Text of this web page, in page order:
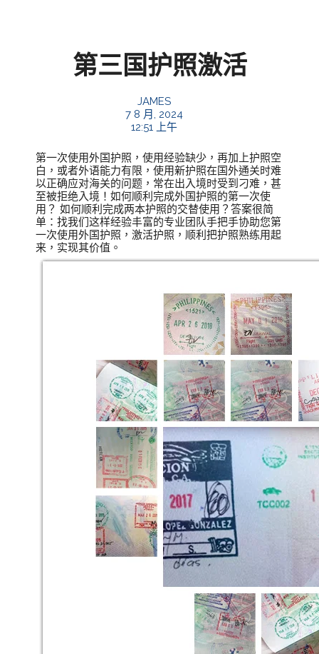
第三国护照激活
JAMES
7 8 月, 2024
12:51 上午
第一次使用外国护照，使用经验缺少，再加上护照空
白，或者外语能力有限，使用新护照在国外通关时难
以正确应对海关的问题，常在出入境时受到刁难，甚
至被拒绝入境！如何顺利完成外国护照的第一次使
用？ 如何顺利完成两本护照的交替使用？答案很简
单：找我们这样经验丰富的专业团队手把手协助您第
一次使用外国护照，激活护照，顺利把护照熟练用起
来，实现其价值。